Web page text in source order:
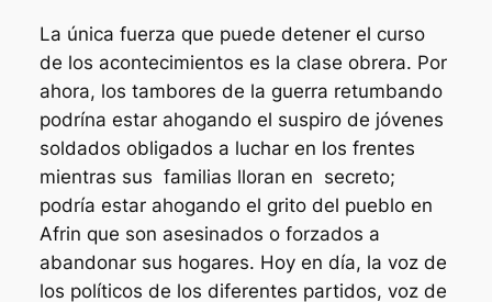
La única fuerza que puede detener el curso
de los acontecimientos es la clase obrera. Por
ahora, los tambores de la guerra retumbando
podrína estar ahogando el suspiro de jóvenes
soldados obligados a luchar en los frentes
mientras sus familias lloran en secreto;
podría estar ahogando el grito del pueblo en
Afrin que son asesinados o forzados a
abandonar sus hogares. Hoy en día, la voz de
los políticos de los diferentes partidos, voz de